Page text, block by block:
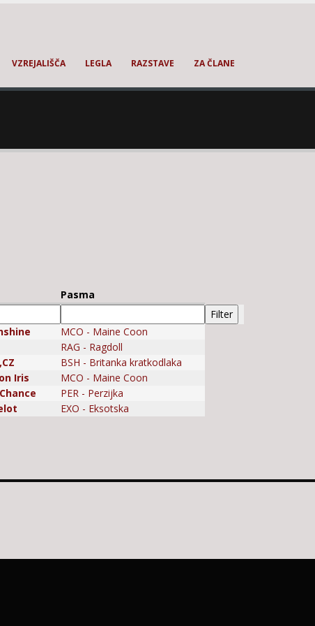
VZREJALIŠČA LEGLA RAZSTAVE ZA ČLANE
Pasma
MCO - Maine Coon
RAG - Ragdoll
BSH - Britanka kratkodlaka
Iris
MCO - Maine Coon
PER - Perzijka
EXO - Eksotska